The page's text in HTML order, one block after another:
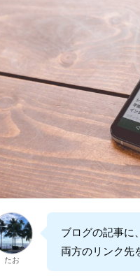
たお
ブログの記事に
両方のリンク先